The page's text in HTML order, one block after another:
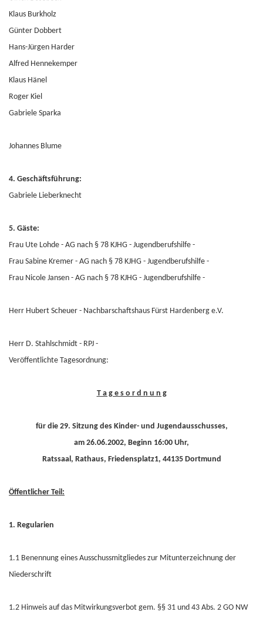
Klaus Burkholz
Günter Dobbert
Hans-Jürgen Harder
Alfred Hennekemper
Klaus Hänel
Roger Kiel
Gabriele Sparka
Johannes Blume
4. Geschäftsführung:
Gabriele Lieberknecht
5. Gäste:
Frau Ute Lohde - AG nach § 78 KJHG - Jugendberufshilfe -
Frau Sabine Kremer - AG nach § 78 KJHG - Jugendberufshilfe -
Frau Nicole Jansen - AG nach § 78 KJHG - Jugendberufshilfe -
Herr Hubert Scheuer - Nachbarschaftshaus Fürst Hardenberg e.V.
Herr D. Stahlschmidt - RPJ -
Veröffentlichte Tagesordnung:
T a g e s o r d n u n g
für die 29. Sitzung des Kinder- und Jugendausschusses,
am 26.06.2002, Beginn 16:00 Uhr,
Ratssaal, Rathaus, Friedensplatz1, 44135 Dortmund
Öffentlicher Teil:
1. Regularien
1.1 Benennung eines Ausschussmitgliedes zur Mitunterzeichnung der
Niederschrift
1.2 Hinweis auf das Mitwirkungsverbot gem. §§ 31 und 43 Abs. 2 GO NW